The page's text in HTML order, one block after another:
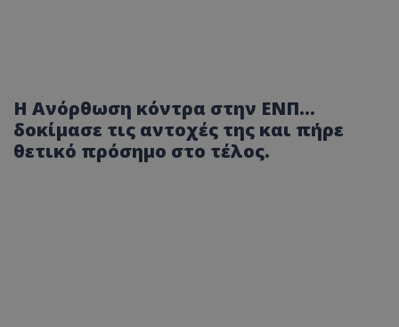
Η Ανόρθωση κόντρα στην ΕΝΠ...
δοκίμασε τις αντοχές της και πήρε
θετικό πρόσημο στο τέλος.